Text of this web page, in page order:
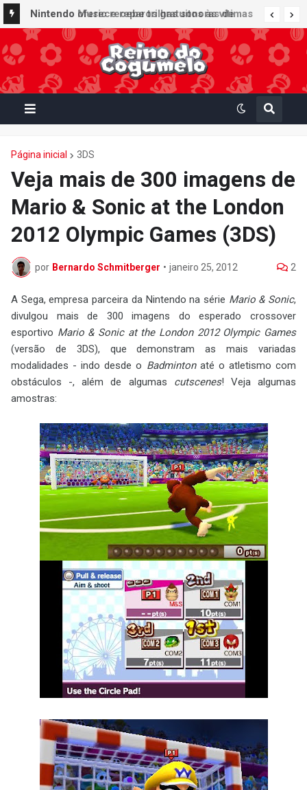
Nintendo Music recebe trilhas sonoras de
Virtual Boy Wario Land, Mario Clash e Mario's
Tennis em adição histórica ao catálogo
Página inicial 3DS
Veja mais de 300 imagens de
Mario & Sonic at the London
2012 Olympic Games (3DS)
por Bernardo Schmitberger • janeiro 25, 2012 2
A Sega, empresa parceira da Nintendo na série Mario & Sonic,
divulgou mais de 300 imagens do esperado crossover
esportivo Mario & Sonic at the London 2012 Olympic Games
(versão de 3DS), que demonstram as mais variadas
modalidades - indo desde o Badmintonaté o atletismo com
obstáculos -, além de algumas cutscenes! Veja algumas
amostras: